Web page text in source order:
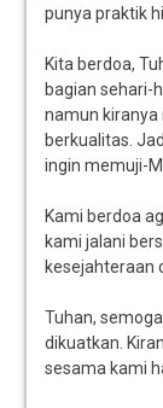
punya praktik
Kita berdoa,
bagian sehari-
namun
berkualitas.
ingin memuji-
Kami berdoa
kami jalani
kesejahteraan
Tuhan,
dikuatkan.
sesama kami